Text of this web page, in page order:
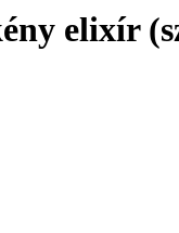
elixír